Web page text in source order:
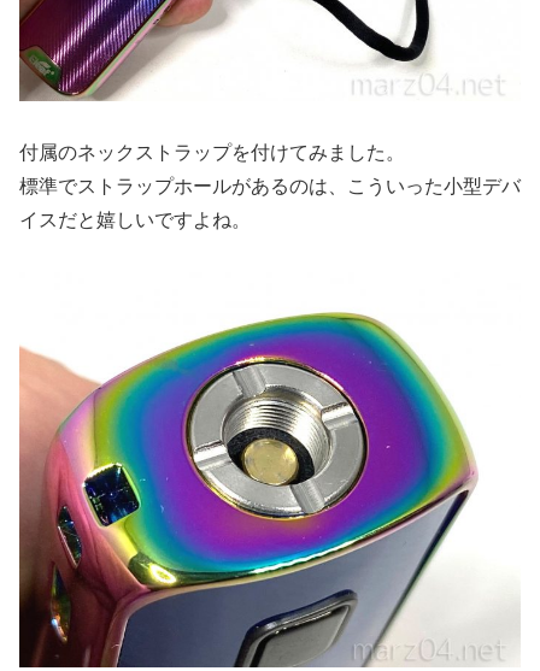
付属のネックストラップを付けてみました。
標準でストラップホールがあるのは、こういった小型デバ
イスだと嬉しいですよね。